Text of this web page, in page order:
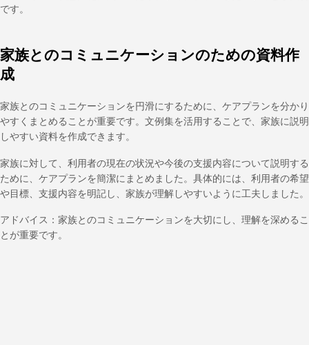
です。
家族とのコミュニケーションのための資料作
成
家族とのコミュニケーションを円滑にするために、ケアプランを分かり
やすくまとめることが重要です。文例集を活用することで、家族に説明
しやすい資料を作成できます。
家族に対して、利用者の現在の状況や今後の支援内容について説明する
ために、ケアプランを簡潔にまとめました。具体的には、利用者の希望
や目標、支援内容を明記し、家族が理解しやすいように工夫しました。
アドバイス：家族とのコミュニケーションを大切にし、理解を深めるこ
とが重要です。